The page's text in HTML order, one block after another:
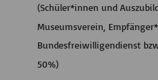
(Schüler*innen und
Museumsverein,
Bundesfreiwilligendienst
50%)